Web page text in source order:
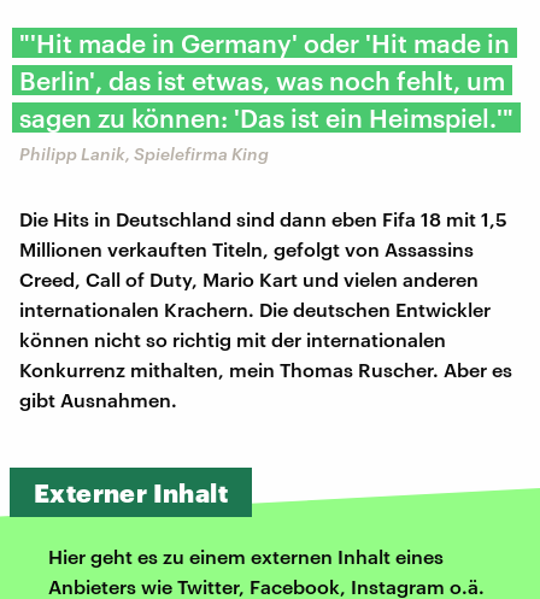
"'Hit made in Germany' oder 'Hit made in
Berlin', das ist etwas, was noch fehlt, um
sagen zu können: 'Das ist ein Heimspiel.'"
Philipp Lanik, Spielefirma King
Die Hits in Deutschland sind dann eben Fifa 18 mit 1,5
Millionen verkauften Titeln, gefolgt von Assassins
Creed, Call of Duty, Mario Kart und vielen anderen
internationalen Krachern. Die deutschen Entwickler
können nicht so richtig mit der internationalen
Konkurrenz mithalten, mein Thomas Ruscher. Aber es
gibt Ausnahmen.
Externer Inhalt
Hier geht es zu einem externen Inhalt eines
Anbieters wie Twitter, Facebook, Instagram o.ä.